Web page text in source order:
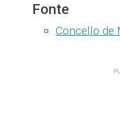
Fonte
Concello de